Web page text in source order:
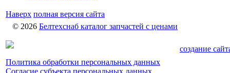
Наверх полная версия сайта
© 2026 Белтехснаб каталог запчастей c ценами
Политика обработки персональных данных
Согласие субъекта персональных данных
создание